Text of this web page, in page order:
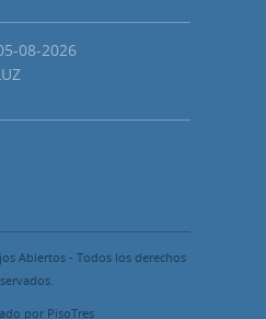
08-2026
Abiertos - Todos los derechos
por PisoTres